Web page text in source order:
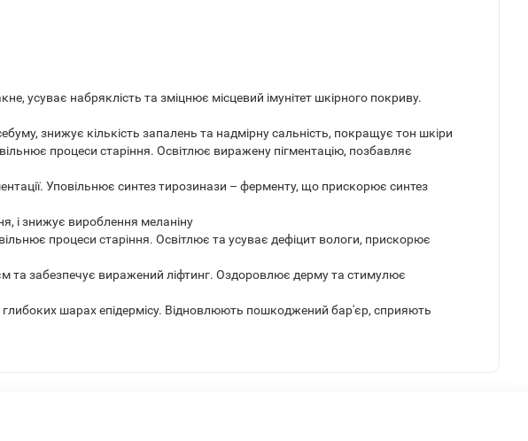
усуває набряклість та зміцнює місцевий імунітет шкірного покриву.
знижує кількість запалень та надмірну сальність, покращує тон шкіри
процеси старіння. Освітлює виражену пігментацію, позбавляє
Уповільнює синтез тирозинази – ферменту, що прискорює синтез
і знижує вироблення меланіну
процеси старіння. Освітлює та усуває дефіцит вологи, прискорює
та забезпечує виражений ліфтинг. Оздоровлює дерму та стимулює
шарах епідермісу. Відновлюють пошкоджений бар'єр, сприяють